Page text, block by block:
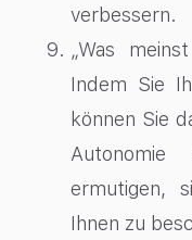
verbessern.
„Was
Indem Sie
können Sie
ermutigen,
Ihnen zu